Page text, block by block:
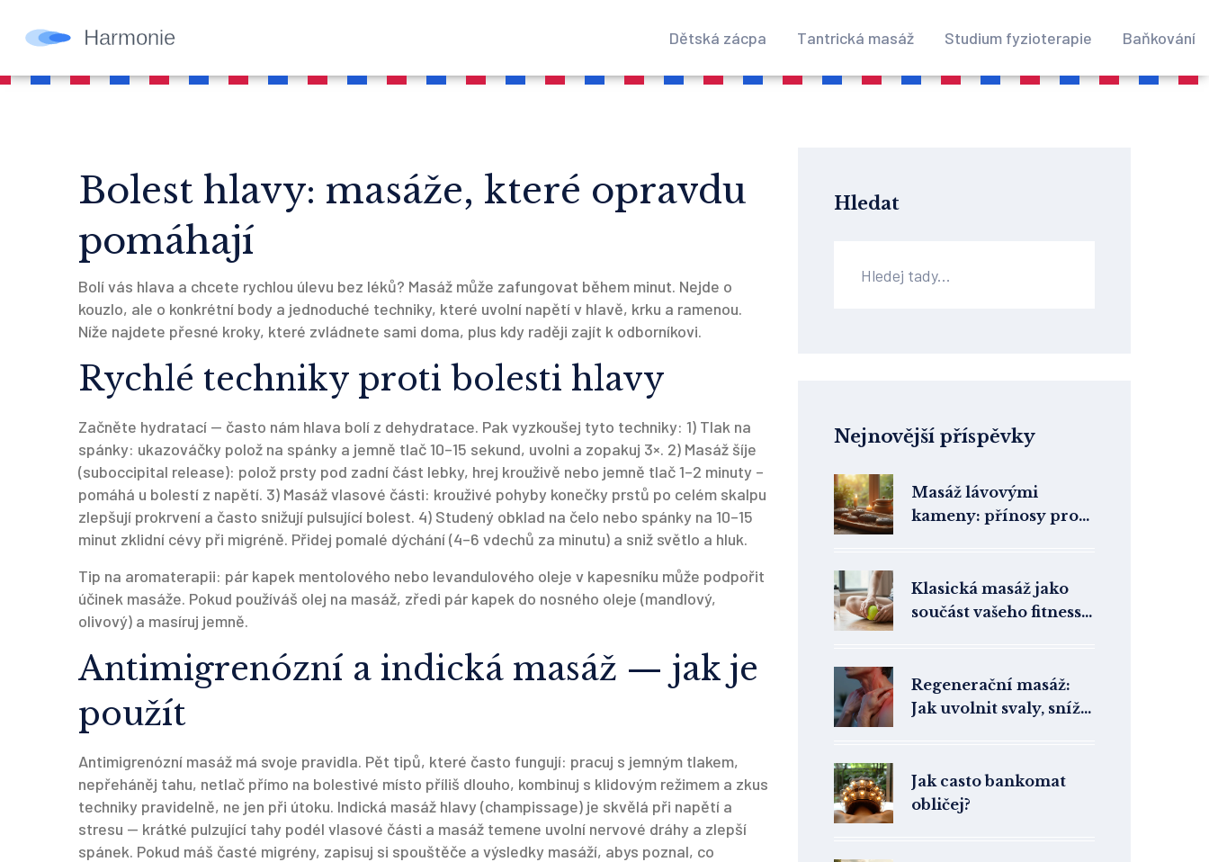
Dětská zácpa Tantrická masáž Studium fyzioterapie Baňkování
Bolest hlavy: masáže, které opravdu
pomáhají
Bolí vás hlava a chcete rychlou úlevu bez léků? Masáž může zafungovat během minut. Nejde o
kouzlo, ale o konkrétní body a jednoduché techniky, které uvolní napětí v hlavě, krku a ramenou.
Níže najdete přesné kroky, které zvládnete sami doma, plus kdy raději zajít k odborníkovi.
Rychlé techniky proti bolesti hlavy
Začněte hydratací — často nám hlava bolí z dehydratace. Pak vyzkoušej tyto techniky: 1) Tlak na
spánky: ukazováčky polož na spánky a jemně tlač 10–15 sekund, uvolni a zopakuj 3×. 2) Masáž šíje
(suboccipital release): polož prsty pod zadní část lebky, hrej krouživě nebo jemně tlač 1–2 minuty –
pomáhá u bolestí z napětí. 3) Masáž vlasové části: krouživé pohyby konečky prstů po celém skalpu
zlepšují prokrvení a často snižují pulsující bolest. 4) Studený obklad na čelo nebo spánky na 10–15
minut zklidní cévy při migréně. Přidej pomalé dýchání (4–6 vdechů za minutu) a sniž světlo a hluk.
Tip na aromaterapii: pár kapek mentolového nebo levandulového oleje v kapesníku může podpořit
účinek masáže. Pokud používáš olej na masáž, zředi pár kapek do nosného oleje (mandlový,
olivový) a masíruj jemně.
Antimigrenózní a indická masáž — jak je
použít
Antimigrenózní masáž má svoje pravidla. Pět tipů, které často fungují: pracuj s jemným tlakem,
nepřeháněj tahu, netlač přímo na bolestivé místo příliš dlouho, kombinuj s klidovým režimem a zkus
techniky pravidelně, ne jen při útoku. Indická masáž hlavy (champissage) je skvělá při napětí a
stresu — krátké pulzující tahy podél vlasové části a masáž temene uvolní nervové dráhy a zlepší
spánek. Pokud máš časté migrény, zapisuj si spouštěče a výsledky masáží, abys poznal, co
Hledat
Nejnovější příspěvky
Masáž lávovými
kameny: přínosy pro
Klasická masáž jako
součást vašeho fitness
Regenerační masáž:
Jak uvolnit svaly, snížit
Jak casto bankomat
obličej?